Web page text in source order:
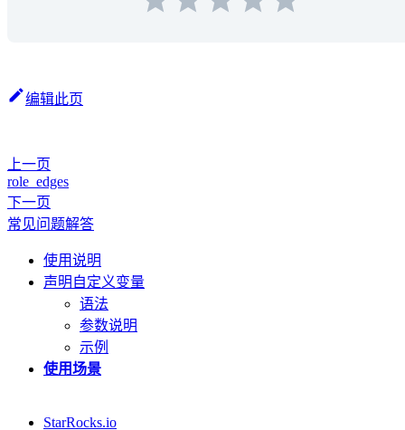
编辑此页
上一页
role_edges
下一页
常见问题解答
使用说明
声明自定义变量
语法
参数说明
示例
使用场景
StarRocks.io